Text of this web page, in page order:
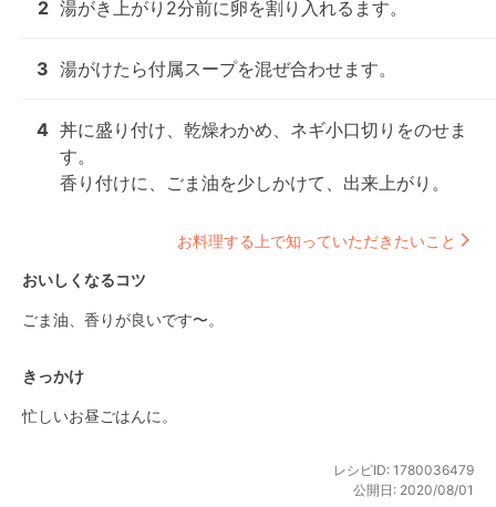
2 湯がき上がり2分前に卵を割り入れるます。
3 湯がけたら付属スープを混ぜ合わせます。
4 丼に盛り付け、乾燥わかめ、ネギ小口切りをのせま
す。
香り付けに、ごま油を少しかけて、出来上がり。
お料理する上で知っていただきたいこと
おいしくなるコツ
ごま油、香りが良いです〜。
きっかけ
忙しいお昼ごはんに。
レシピID: 1780036479
公開日: 2020/08/01